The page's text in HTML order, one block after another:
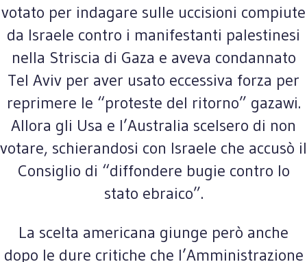
votato per indagare sulle uccisioni compiute
da Israele contro i manifestanti palestinesi
nella Striscia di Gaza e aveva condannato
Tel Aviv per aver usato eccessiva forza per
reprimere le “proteste del ritorno” gazawi.
Allora gli Usa e l’Australia scelsero di non
votare, schierandosi con Israele che accusò il
Consiglio di “diffondere bugie contro lo
stato ebraico”.
La scelta americana giunge però anche
dopo le dure critiche che l’Amministrazione